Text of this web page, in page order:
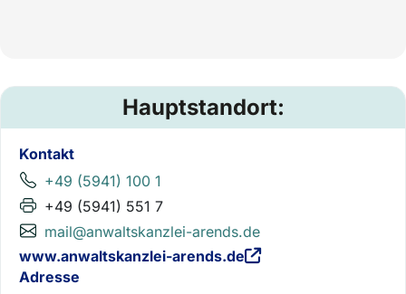
Hauptstandort:
Kontakt
+49 (5941) 100 1
+49 (5941) 551 7
mail@anwaltskanzlei-arends.de
www.anwaltskanzlei-arends.de
Adresse